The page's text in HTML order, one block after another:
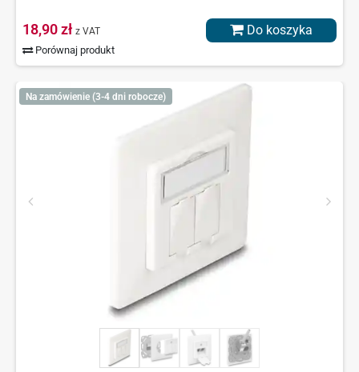
18,90 zł z VAT
Porównaj produkt
Do koszyka
Na zamówienie (3-4 dni robocze)